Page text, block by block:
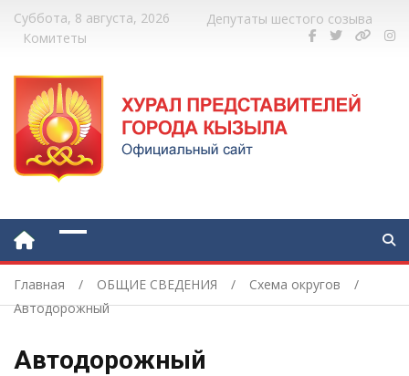
Суббота, 8 августа, 2026
Депутаты шестого созыва
Комитеты
Главная ОБЩИЕ СВЕДЕНИЯ
Схема округов
Автодорожный
Автодорожный